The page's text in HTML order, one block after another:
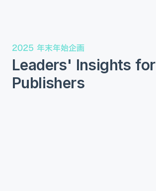
2025 年末年始企画
Leaders' Insights for
Publishers